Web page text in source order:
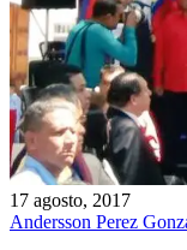
17 agosto, 2017
Andersson Perez